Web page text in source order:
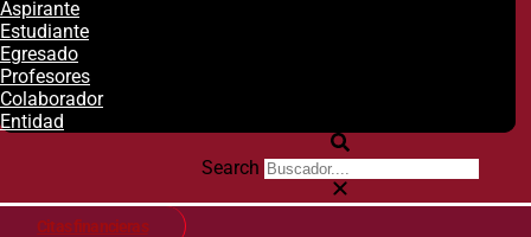
Aspirante
Estudiante
Egresado
Profesores
Colaborador
Entidad
Search
Citas financieras